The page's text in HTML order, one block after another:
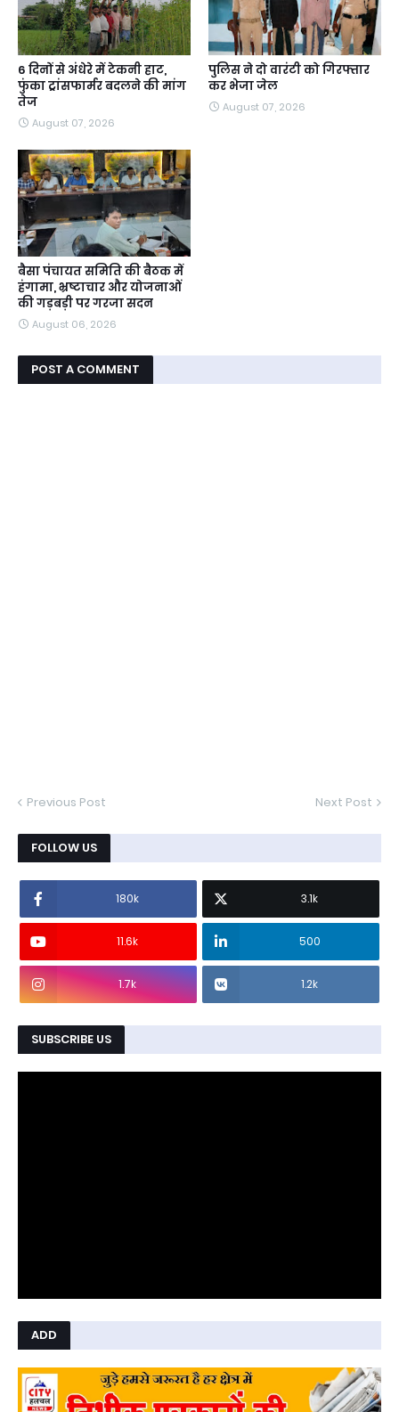
6 दिनों से अंधेरे में टेकनी हाट,
फुंका ट्रांसफार्मर बदलने की मांग
तेज
August 07, 2026
पुलिस ने दो वारंटी को गिरफ्तार
कर भेजा जेल
August 07, 2026
बैसा पंचायत समिति की बैठक में
हंगामा, भ्रष्टाचार और योजनाओं
की गड़बड़ी पर गरजा सदन
August 06, 2026
POST A COMMENT
Previous Post Next Post
FOLLOW US
180k 3.1k
11.6k 500
1.7k 1.2k
SUBSCRIBE US
ADD